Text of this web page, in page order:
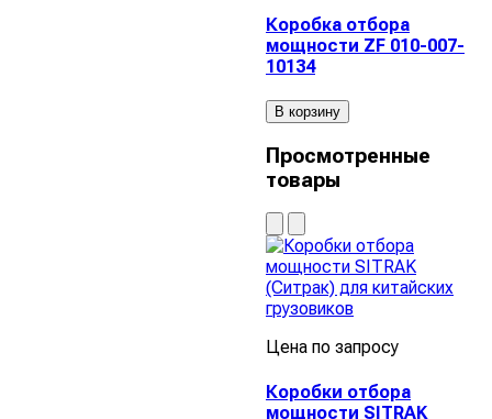
Коробка отбора
мощности ZF 010-007-
10134
В корзину
Просмотренные
товары
Цена по запросу
Коробки отбора
мощности SITRAK